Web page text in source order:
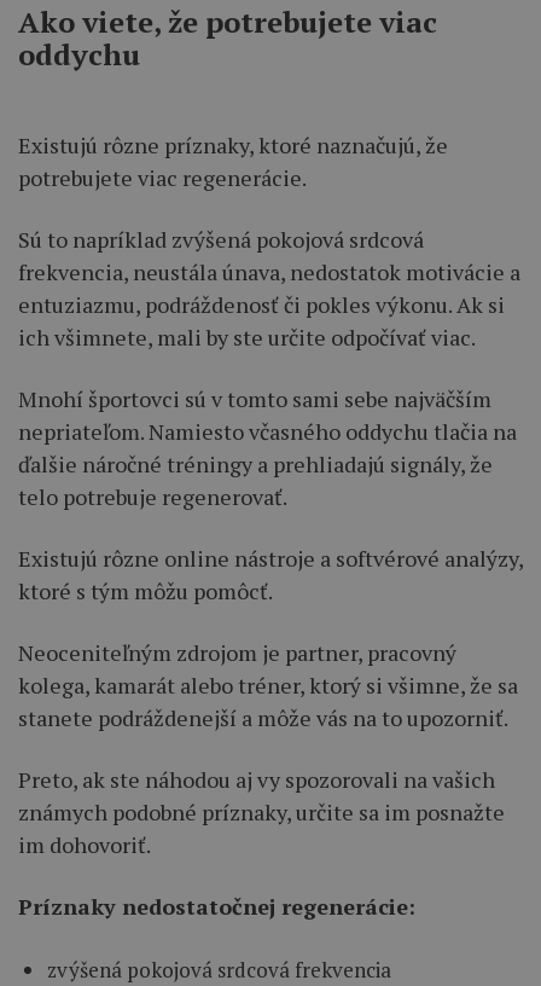
Ako viete, že potrebujete viac
oddychu
Existujú rôzne príznaky, ktoré naznačujú, že
potrebujete viac regenerácie.
Sú to napríklad zvýšená pokojová srdcová
frekvencia, neustála únava, nedostatok motivácie a
entuziazmu, podráždenosť či pokles výkonu. Ak si
ich všimnete, mali by ste určite odpočívať viac.
Mnohí športovci sú v tomto sami sebe najväčším
nepriateľom. Namiesto včasného oddychu tlačia na
ďalšie náročné tréningy a prehliadajú signály, že
telo potrebuje regenerovať.
Existujú rôzne online nástroje a softvérové analýzy,
ktoré s tým môžu pomôcť.
Neoceniteľným zdrojom je partner, pracovný
kolega, kamarát alebo tréner, ktorý si všimne, že sa
stanete podráždenejší a môže vás na to upozorniť.
Preto, ak ste náhodou aj vy spozorovali na vašich
známych podobné príznaky, určite sa im posnažte
im dohovoriť.
Príznaky nedostatočnej regenerácie:
zvýšená pokojová srdcová frekvencia